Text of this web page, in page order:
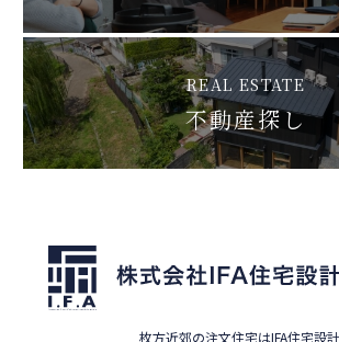
REAL ESTATE
不動産探し
枚方近郊の注文住宅はIFA住宅設